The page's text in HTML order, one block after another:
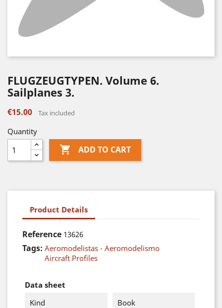
FLUGZEUGTYPEN. Volume 6.
Sailplanes 3.
€15.00 Tax included
Quantity
 ADD TO CART
Product Details
Reference 13626
Tags: Aeromodelistas - Aeromodelismo
Aircraft Profiles
Data sheet
Kind
Book